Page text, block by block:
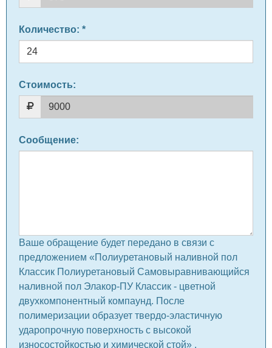
Количество: *
Стоимость:
Сообщение:
Ваше обращение будет передано в связи с
предложением «Полиуретановый наливной пол
Классик Полиуретановый Самовыравнивающийся
наливной пол Элакор-ПУ Классик - цветной
двухкомпонентный компаунд. После
полимеризации образует твердо-эластичную
ударопрочную поверхность с высокой
износостойкостью и химической стой» .